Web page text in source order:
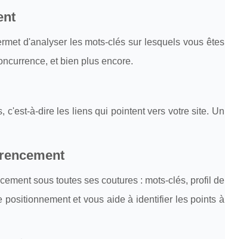
d'analyser les mots-clés sur lesquels vous êtes
et bien plus encore.
c'est-à-dire les liens qui pointent vers votre site. Un
sous toutes ses coutures : mots-clés, profil de
et vous aide à identifier les points à